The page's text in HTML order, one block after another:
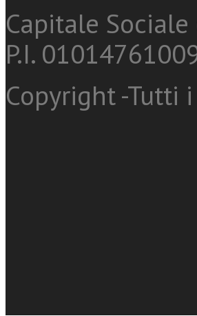
Capitale Sociale
P.I.
Copyright -Tutti